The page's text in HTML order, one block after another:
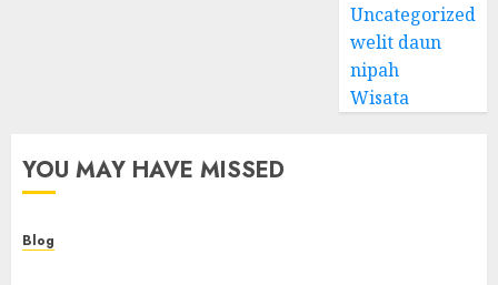
Uncategorized
welit daun
nipah
Wisata
YOU MAY HAVE MISSED
Blog